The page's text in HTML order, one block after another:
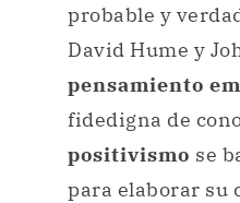
probable y
David Hume y
pensamiento
fidedigna de
positivismo se
para elaborar su